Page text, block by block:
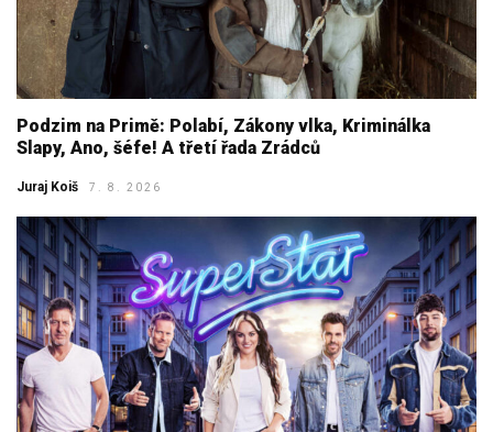
Podzim na Primě: Polabí, Zákony vlka, Kriminálka
Slapy, Ano, šéfe! A třetí řada Zrádců
Juraj Koiš 7. 8. 2026